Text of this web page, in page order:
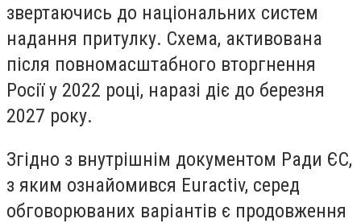
звертаючись до національних систем
надання притулку. Схема, активована
після повномасштабного вторгнення
Росії у 2022 році, наразі діє до березня
2027 року.
Згідно з внутрішнім документом Ради ЄС,
з яким ознайомився Euractiv, серед
обговорюваних варіантів є продовження